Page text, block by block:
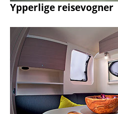
Ypperlige reisevogner